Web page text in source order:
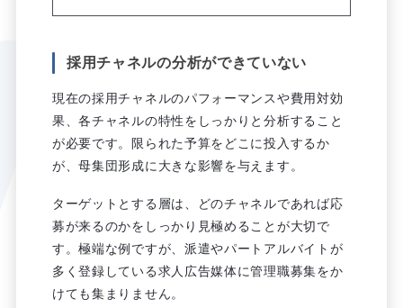
採用チャネルの分析ができていない
現在の採用チャネルのパフォーマンスや費用対効
果、各チャネルの特性をしっかりと分析すること
が必要です。限られた予算をどこに投入するか
が、母集団形成に大きな影響を与えます。
ターゲットとする層は、どのチャネルであれば応
募が来るのかをしっかり見極めることが大切で
す。極端な例ですが、派遣やパートアルバイトが
多く登録している求人広告媒体に管理職募集をか
けても集まりません。